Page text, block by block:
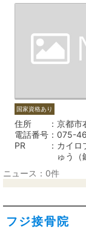
国家資格あり
住所
京都市
電話番号
075-
PR
カイロ
ゅう（
ニュース：0件
フジ接骨院